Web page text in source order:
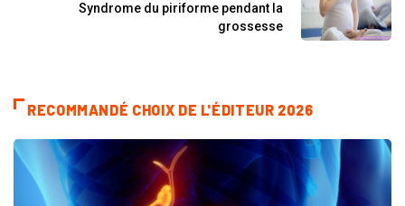
Syndrome du piriforme pendant la
grossesse
RECOMMANDÉ CHOIX DE L'ÉDITEUR 2026